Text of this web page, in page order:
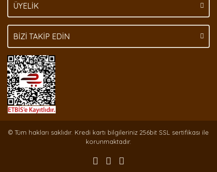
ÜYELİK
BİZİ TAKİP EDİN
© Tüm hakları saklıdır. Kredi kartı bilgileriniz 256bit SSL sertifikası ile
korunmaktadır.